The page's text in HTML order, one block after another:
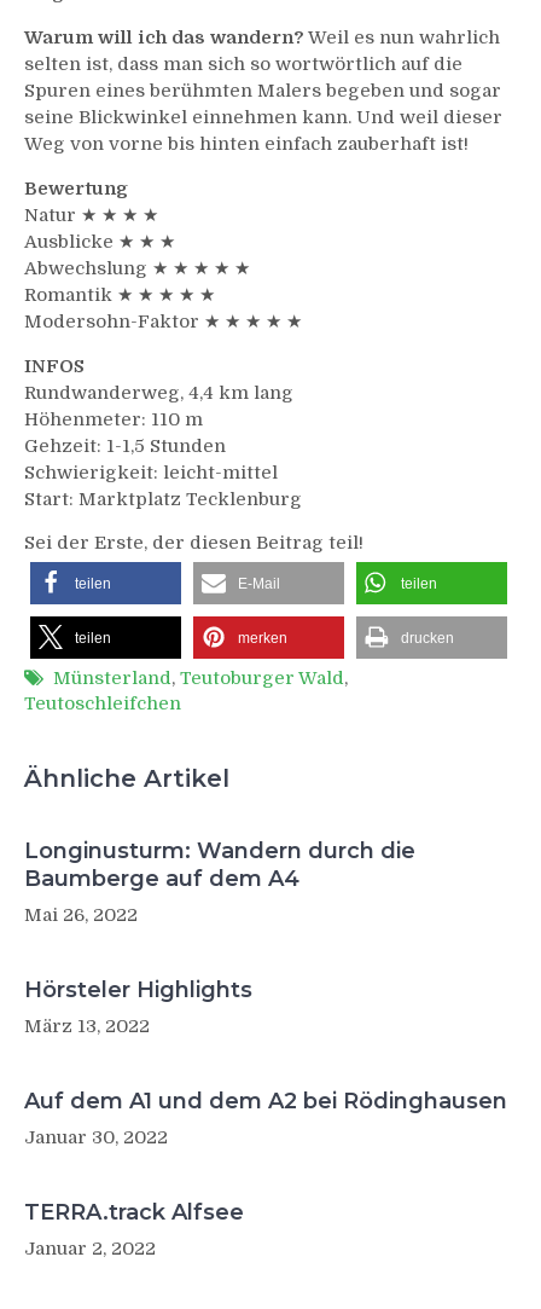
Warum will ich das wandern? Weil es nun wahrlich
selten ist, dass man sich so wortwörtlich auf die
Spuren eines berühmten Malers begeben und sogar
seine Blickwinkel einnehmen kann. Und weil dieser
Weg von vorne bis hinten einfach zauberhaft ist!
Bewertung
Natur ★ ★ ★ ★
Ausblicke ★ ★ ★
Abwechslung ★ ★ ★ ★ ★
Romantik ★ ★ ★ ★ ★
Modersohn-Faktor ★ ★ ★ ★ ★
INFOS
Rundwanderweg, 4,4 km lang
Höhenmeter: 110 m
Gehzeit: 1-1,5 Stunden
Schwierigkeit: leicht-mittel
Start: Marktplatz Tecklenburg
Sei der Erste, der diesen Beitrag teil!
teilen E-Mail teilen
teilen merken drucken
Münsterland, Teutoburger Wald,
Teutoschleifchen
Ähnliche Artikel
Longinusturm: Wandern durch die
Baumberge auf dem A4
Mai 26, 2022
Hörsteler Highlights
März 13, 2022
Auf dem A1 und dem A2 bei Rödinghausen
Januar 30, 2022
TERRA.track Alfsee
Januar 2, 2022